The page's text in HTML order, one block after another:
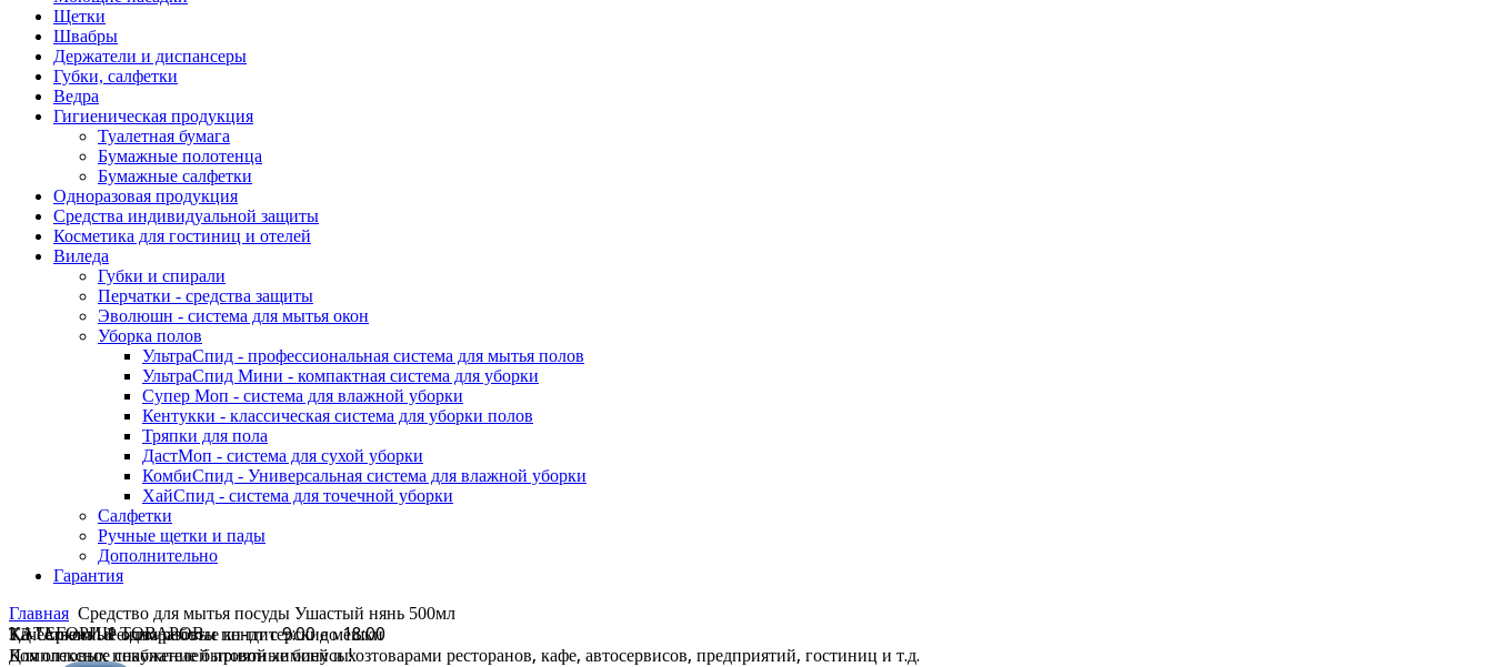
Щетки
Швабры
Держатели и диспансеры
Губки, салфетки
Ведра
Гигиеническая продукция
Туалетная бумага
Бумажные полотенца
Бумажные салфетки
Одноразовая продукция
Средства индивидуальной защиты
Косметика для гостиниц и отелей
Виледа
Губки и спирали
Перчатки - средства защиты
Эволюшн - система для мытья окон
Уборка полов
УльтраСпид - профессиональная система для мытья полов
УльтраСпид Мини - компактная система для уборки
Супер Моп - система для влажной уборки
Кентукки - классическая система для уборки полов
Тряпки для пола
ДастМоп - система для сухой уборки
КомбиСпид - Универсальная система для влажной уборки
ХайСпид - система для точечной уборки
Салфетки
Ручные щетки и пады
Дополнительно
Гарантия
Главная Средство для мытья посуды Ушастый нянь 500мл
ТД "Арком". Режим работы пн-пт с 9:00 до 18:00
Комплексное снабжение бытовой химией и хозтоварами ресторанов, кафе, автосервисов, предприятий, гостиниц и т.д.
Качественные одноразовые кондитерские мешки
Для оптовых покупателей приятные бонусы!
КАТЕГОРИИ ТОВАРОВ